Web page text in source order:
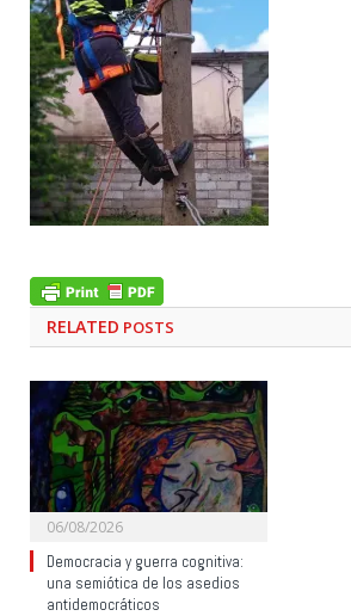
RELATED POSTS
06/08/2026
Democracia y guerra cognitiva:
una semiótica de los asedios
antidemocráticos